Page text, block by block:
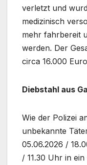
verletzt und
medizinisch
mehr fahrbereit
werden. Der
circa 16.000
Diebstahl aus
Wie der Polizei
unbekannte
05.06.2026 /
/ 11.30 Uhr in